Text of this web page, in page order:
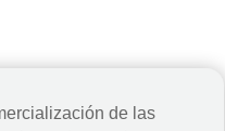
de las